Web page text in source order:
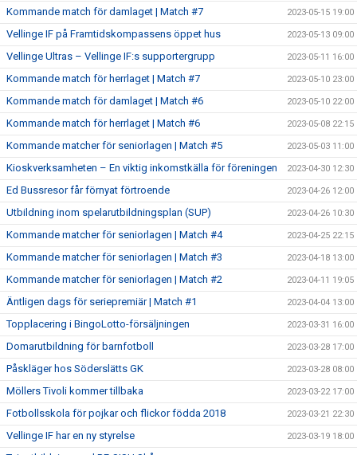
Kommande match för damlaget | Match #7 2023-05-15 19:00
Vellinge IF på Framtidskompassens öppet hus 2023-05-13 09:00
Vellinge Ultras – Vellinge IF:s supportergrupp 2023-05-11 16:00
Kommande match för herrlaget | Match #7 2023-05-10 23:00
Kommande match för damlaget | Match #6 2023-05-10 22:00
Kommande match för herrlaget | Match #6 2023-05-08 22:15
Kommande matcher för seniorlagen | Match #5 2023-05-03 11:00
Kioskverksamheten – En viktig inkomstkälla för föreningen 2023-04-30 12:30
Ed Bussresor får förnyat förtroende 2023-04-26 12:00
Utbildning inom spelarutbildningsplan (SUP) 2023-04-26 10:30
Kommande matcher för seniorlagen | Match #4 2023-04-25 22:15
Kommande matcher för seniorlagen | Match #3 2023-04-18 13:00
Kommande matcher för seniorlagen | Match #2 2023-04-11 19:05
Äntligen dags för seriepremiär | Match #1 2023-04-04 13:00
Topplacering i BingoLotto-försäljningen 2023-03-31 16:00
Domarutbildning för barnfotboll 2023-03-28 17:00
Påskläger hos Söderslätts GK 2023-03-28 08:00
Möllers Tivoli kommer tillbaka 2023-03-22 17:00
Fotbollsskola för pojkar och flickor födda 2018 2023-03-21 22:30
Vellinge IF har en ny styrelse 2023-03-19 18:00